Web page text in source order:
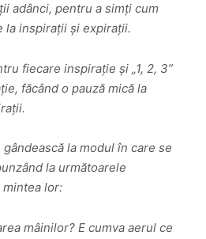
adânci, pentru a simți cum
la inspirații și expirații.
fiecare inspirație și „1, 2, 3”
făcând o pauză mică la
la modul în care se
la următoarele
lor:
mâinilor? E cumva aerul ce